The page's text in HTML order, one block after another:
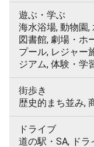
遊ぶ・学ぶ
海水浴場, 動物園,
図書館, 劇場・ホ
プール, レジャー
ジアム, 体験・学
街歩き
歴史的まち並み,
ドライブ
道の駅・SA, ドラ